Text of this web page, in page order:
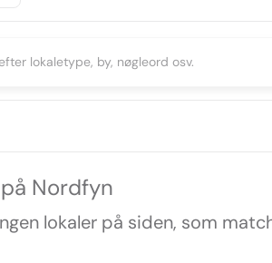
Nordfyn
lokaler på siden, som